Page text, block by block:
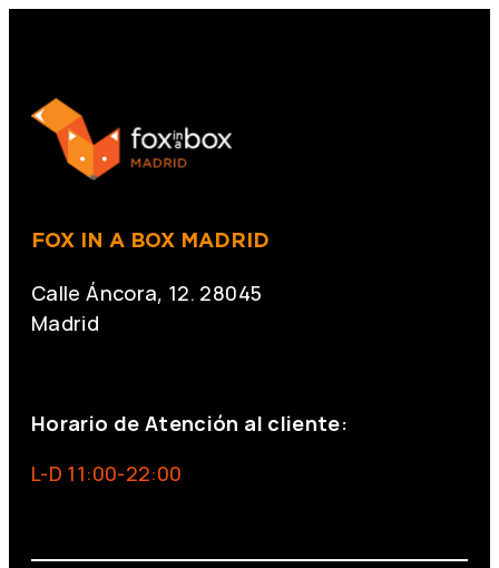
FOX IN A BOX MADRID
Calle Áncora, 12. 28045
Madrid
Horario de Atención al cliente:
L-D 11:00-22:00